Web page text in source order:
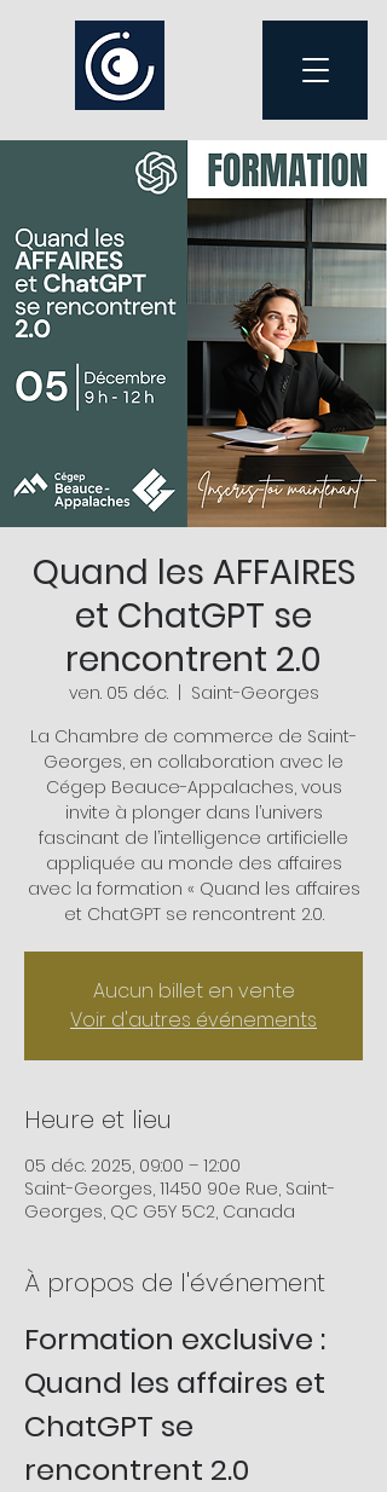
Quand les AFFAIRES
et ChatGPT se
rencontrent 2.0
ven. 05 déc.
  |
Saint-Georges
La Chambre de commerce de Saint-
Georges, en collaboration avec le
Cégep Beauce-Appalaches, vous
invite à plonger dans l’univers
fascinant de l’intelligence artificielle
appliquée au monde des affaires
avec la formation « Quand les affaires
et ChatGPT se rencontrent 2.0.
Aucun billet en vente
Voir d'autres événements
Heure et lieu
05 déc. 2025, 09:00 – 12:00
Saint-Georges, 11450 90e Rue, Saint-
Georges, QC G5Y 5C2, Canada
À propos de l'événement
Formation exclusive :
Quand les affaires et
ChatGPT se
rencontrent 2.0